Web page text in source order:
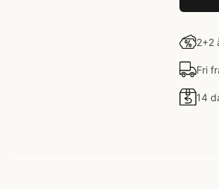
2+2
Fri
14